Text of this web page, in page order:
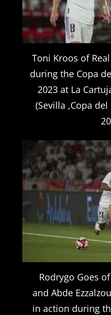
Toni Kroos of
during the Copa
2023 at La
(Sevilla ,Copa
Rodrygo Goes
and Abde
in action during